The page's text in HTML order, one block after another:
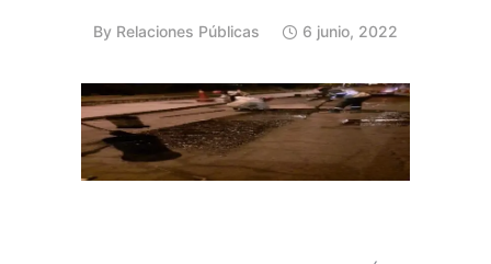
By Relaciones Públicas 6 junio, 2022